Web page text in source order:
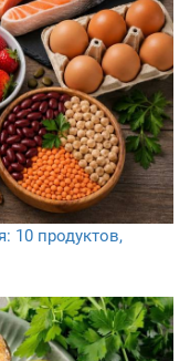
10 продуктов,